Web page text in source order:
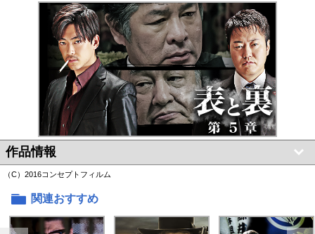
作品情報
（C）2016コンセプトフィルム
関連おすすめ